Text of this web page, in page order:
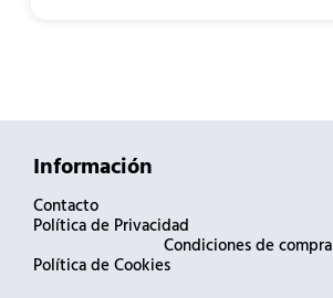
Información
Contacto
Política de Privacidad
Condiciones de compra
Política de Cookies